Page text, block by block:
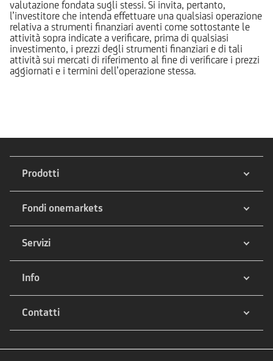
valutazione fondata sugli stessi. Si invita, pertanto,
l’investitore che intenda effettuare una qualsiasi operazione
relativa a strumenti finanziari aventi come sottostante le
attività sopra indicate a verificare, prima di qualsiasi
investimento, i prezzi degli strumenti finanziari e di tali
attività sui mercati di riferimento al fine di verificare i prezzi
aggiornati e i termini dell’operazione stessa.
Prodotti
Fondi onemarkets
Servizi
Info
Contatti